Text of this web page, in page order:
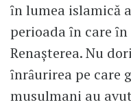
ȋn lumea islamică
perioada ȋn care
Renaşterea. Nu
ȋnrȃurirea pe care
musulmani au